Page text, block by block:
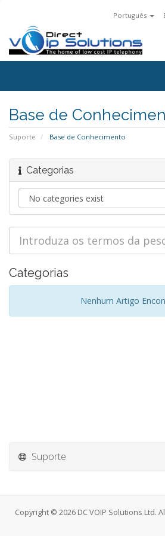
Português
Base de
Suporte Base de Conhecimento
Categorias
Categorias
Nenhum Artigo
Suporte
Copyright © 2026 DC VOIP Solutions Ltd.